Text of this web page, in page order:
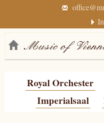
Royal Orchester
Imperialsaal